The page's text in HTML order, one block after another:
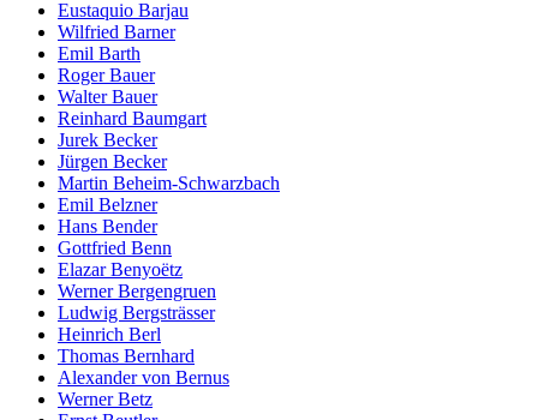
Eustaquio Barjau
Wilfried Barner
Emil Barth
Roger Bauer
Walter Bauer
Reinhard Baumgart
Jurek Becker
Jürgen Becker
Martin Beheim-Schwarzbach
Emil Belzner
Hans Bender
Gottfried Benn
Elazar Benyoëtz
Werner Bergengruen
Ludwig Bergsträsser
Heinrich Berl
Thomas Bernhard
Alexander von Bernus
Werner Betz